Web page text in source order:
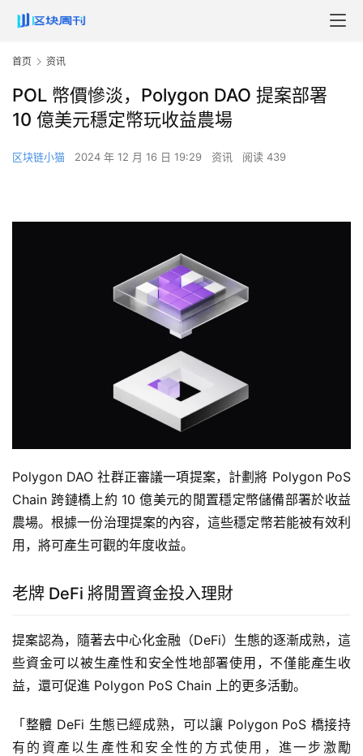
首页 资讯
POL 幣價慘淡，Polygon DAO 提案部署
10 億美元穩定幣玩收益農場
区块链小猫 2024 年 12 月 16 日 19:29 资讯 阅读 439
Polygon DAO 社群正審議一項提案，計劃將 Polygon PoS
Chain 跨鏈橋上約 10 億美元的閒置穩定幣儲備部署於收益
農場。根據一份治理提案的內容，這些穩定幣若能被有效利
用，將可產生可觀的年度收益。
老牌 DeFi 將閒置資金投入理財
提案認為，隨著去中心化金融（DeFi）生態的逐漸成熟，這
些資金可以被生產性和安全性地部署使用，不僅能產生收
益，還可促進 Polygon PoS Chain 上的更多活動。
「整體 DeFi 生態已經成熟，可以讓 Polygon PoS 橋接持
有的資產以生產性和安全性的方式使用，進一步激勵